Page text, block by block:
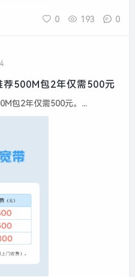
0 193 0
荐500M包2年仅需500元
包2年仅需500元。...